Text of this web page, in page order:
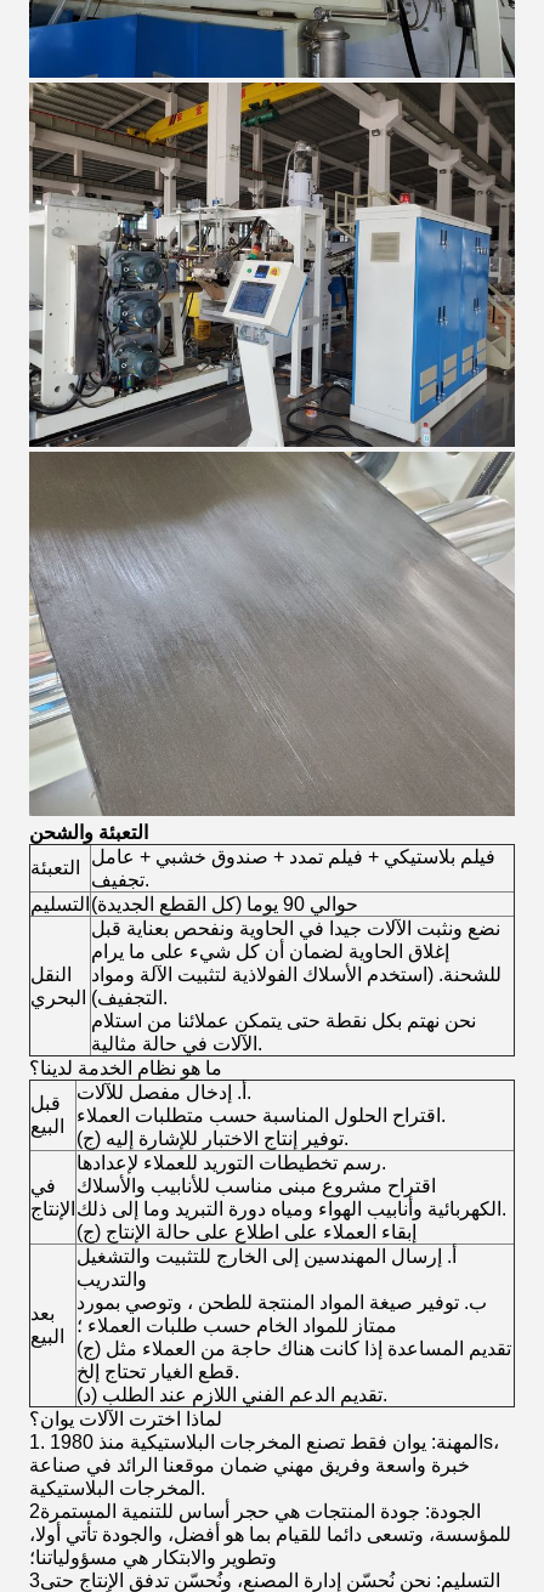
التعبئة والشحن
التعبئة
فيلم بلاستيكي + فيلم تمدد + صندوق خشبي + عامل
تجفيف.
التسليم
حوالي 90 يوما (كل القطع الجديدة)
النقل
البحري
نضع ونثبت الآلات جيدا في الحاوية ونفحص بعناية قبل
إغلاق الحاوية لضمان أن كل شيء على ما يرام
للشحنة. (استخدم الأسلاك الفولاذية لتثبيت الآلة ومواد
التجفيف).
نحن نهتم بكل نقطة حتى يتمكن عملائنا من استلام
الآلات في حالة مثالية.
ما هو نظام الخدمة لدينا؟
قبل
البيع
أ. إدخال مفصل للآلات.
اقتراح الحلول المناسبة حسب متطلبات العملاء.
(ج) توفير إنتاج الاختبار للإشارة إليه.
في
الإنتاج
رسم تخطيطات التوريد للعملاء لإعدادها.
اقتراح مشروع مبنى مناسب للأنابيب والأسلاك
الكهربائية وأنابيب الهواء ومياه دورة التبريد وما إلى ذلك.
(ج) إبقاء العملاء على اطلاع على حالة الإنتاج
بعد
البيع
أ. إرسال المهندسين إلى الخارج للتثبيت والتشغيل
والتدريب
ب. توفير صيغة المواد المنتجة للطحن ، وتوصي بمورد
ممتاز للمواد الخام حسب طلبات العملاء ؛
(ج) تقديم المساعدة إذا كانت هناك حاجة من العملاء مثل
قطع الغيار تحتاج إلخ.
(د) تقديم الدعم الفني اللازم عند الطلب.
لماذا اخترت الآلات يوان؟
1. المهنة: يوان فقط تصنع المخرجات البلاستيكية منذ 1980s،
خبرة واسعة وفريق مهني ضمان موقعنا الرائد في صناعة
المخرجات البلاستيكية.
2الجودة: جودة المنتجات هي حجر أساس للتنمية المستمرة
للمؤسسة، وتسعى دائما للقيام بما هو أفضل، والجودة تأتي أولا،
وتطوير والابتكار هي مسؤولياتنا؛
3التسليم: نحن نُحسّن إدارة المصنع، ونُحسّن تدفق الإنتاج حتى